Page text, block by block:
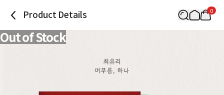
Product Details 0
Out of Stock